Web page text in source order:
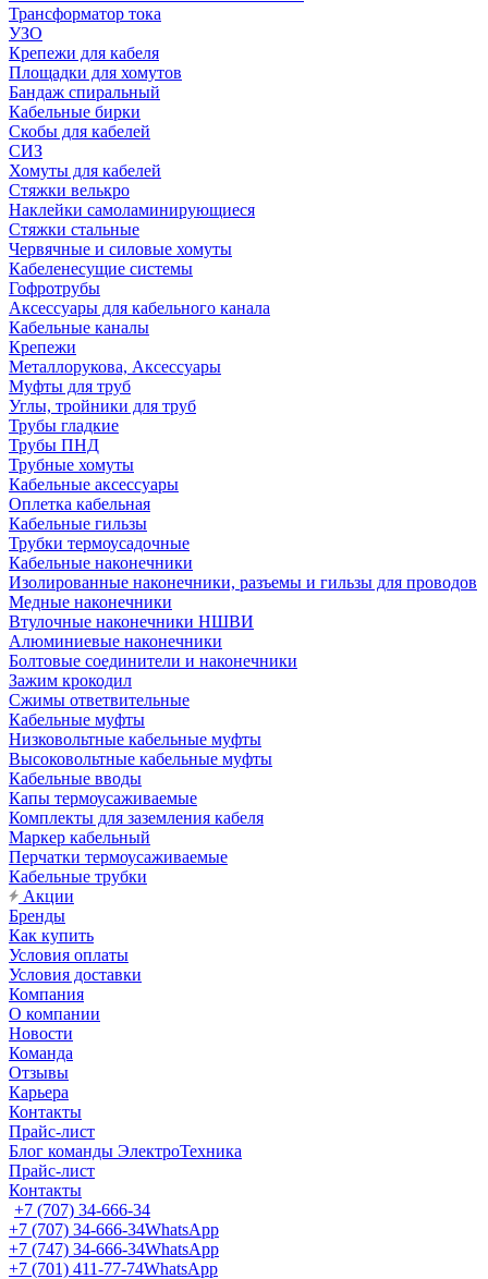
Трансформатор тока
УЗО
Крепежи для кабеля
Площадки для хомутов
Бандаж спиральный
Кабельные бирки
Cкобы для кабелей
СИЗ
Хомуты для кабелей
Стяжки велькро
Наклейки самоламинирующиеся
Стяжки стальные
Червячные и силовые хомуты
Кабеленесущие системы
Гофротрубы
Аксессуары для кабельного канала
Кабельные каналы
Крепежи
Металлорукова, Аксессуары
Муфты для труб
Углы, тройники для труб
Трубы гладкие
Трубы ПНД
Трубные хомуты
Кабельные аксессуары
Оплетка кабельная
Кабельные гильзы
Трубки термоусадочные
Кабельные наконечники
Изолированные наконечники, разъемы и гильзы для проводов
Медные наконечники
Втулочные наконечники НШВИ
Алюминиевые наконечники
Болтовые соединители и наконечники
Зажим крокодил
Сжимы ответвительные
Кабельные муфты
Низковольтные кабельные муфты
Высоковольтные кабельные муфты
Кабельные вводы
Капы термоусаживаемые
Комплекты для заземления кабеля
Маркер кабельный
Перчатки термоусаживаемые
Кабельные трубки
Акции
Бренды
Как купить
Условия оплаты
Условия доставки
Компания
О компании
Новости
Команда
Отзывы
Карьера
Контакты
Прайс-лист
Блог команды ЭлектроТехника
Прайс-лист
Контакты
+7 (707) 34-666-34
+7 (707) 34-666-34WhatsApp
+7 (747) 34-666-34WhatsApp
+7 (701) 411-77-74WhatsApp